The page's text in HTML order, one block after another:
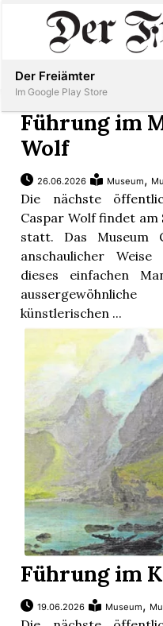
Immobilien
Veranstaltungen
Stellen
E-
Paper
Newsletter
App
Inserieren
Führung im
Wolf
26.06.2026 Museum,
Die nächste
Caspar Wolf findet am
statt. Das Museum
anschaulicher
dieses einfachen
künstlerischen ...
Führung im
19.06.2026 Museum,
Der Freiämter
Im Google Play Store